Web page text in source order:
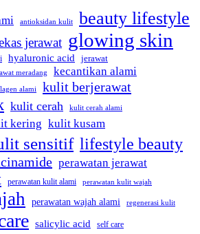
antioksidan kulit beauty lifestyle
jerawat glowing skin
hyaluronic acid jerawat
meradang kecantikan alami
alami kulit berjerawat
kulit cerah kulit cerah alami
kering kulit kusam
sensitif lifestyle beauty
perawatan jerawat
perawatan kulit alami perawatan kulit wajah
perawatan wajah alami regenerasi kulit
salicylic acid self care